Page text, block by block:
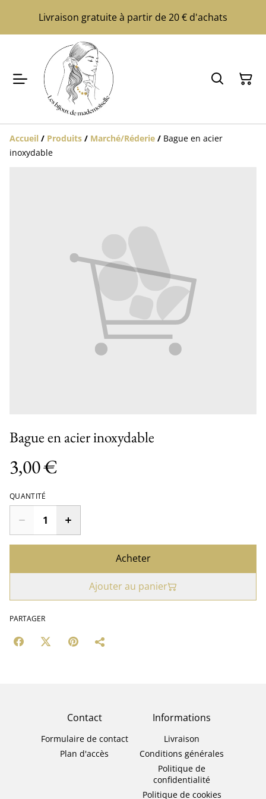
Livraison gratuite à partir de 20 € d'achats
Accueil / Produits / Marché/Réderie / Bague en acier
inoxydable
Bague en acier inoxydable
3,00 €
QUANTITÉ
Acheter
Ajouter au panier
PARTAGER
Contact
Formulaire de contact
Plan d'accès
Informations
Livraison
Conditions générales
Politique de
confidentialité
Politique de cookies